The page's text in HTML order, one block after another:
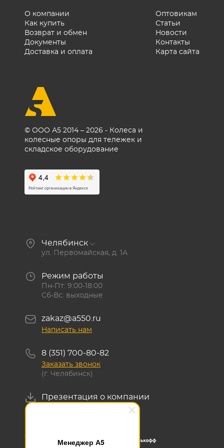
Менеджер А5
проверьте все точки
крепления.
© ООО А5 2014 – 2026 - Колеса и
колесные опоры для тележек и
складское оборудование
О компании
Как купить
Возврат и обмен
Документы
Доставка и оплата
Оптовикам
Статьи
Новости
Контакты
Карта сайта
Челябинск
ул. Первомайская, д. 1А
Режим работы
Пн-Пт: 9:00-18:00
Сб-Вс: выходные
zakaz@a550.ru
Написать нам
8 (351) 700-80-82
Заказать звонок
(г. Челябинск)
Презентация о компании